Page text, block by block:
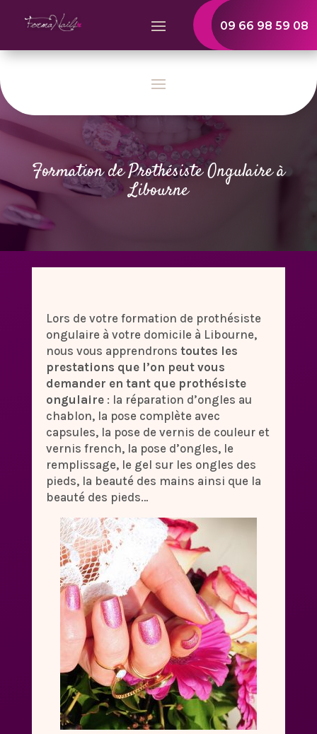
09 66 98 59 08
Formation de Prothésiste Ongulaire à
Libourne
Lors de votre formation de prothésiste
ongulaire à votre domicile à Libourne,
nous vous apprendrons toutes les
prestations que l’on peut vous
demander en tant que prothésiste
ongulaire: la réparation d’ongles au
chablon, la pose complète avec
capsules, la pose de vernis de couleur et
vernis french, la pose d’ongles, le
remplissage, le gel sur les ongles des
pieds, la beauté des mains ainsi que la
beauté des pieds…